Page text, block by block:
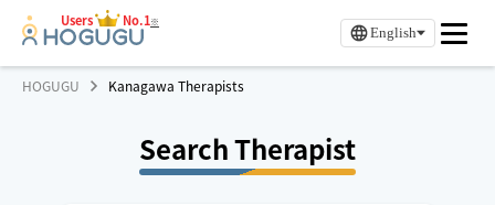
Users No.1※
English
HOGUGU Kanagawa Therapists
Search Therapist